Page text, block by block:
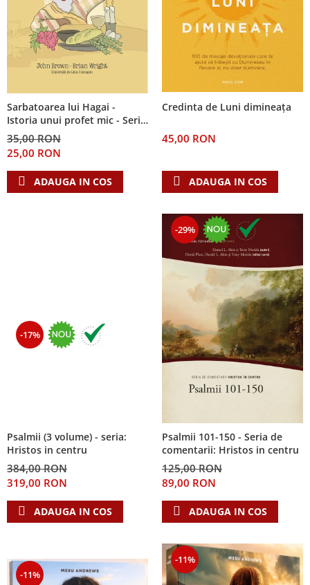
Sarbatoarea lui Hagai -
Istoria unui profet mic - Seria
cei 12 cutezatori
35,00 RON
25,00 RON
ADAUGA IN COS
Credinta de Luni dimineața
45,00 RON
ADAUGA IN COS
-17%
Psalmii (3 volume) - seria:
Hristos in centru
384,00 RON
319,00 RON
ADAUGA IN COS
-29%
Psalmii 101-150 - Seria de
comentarii: Hristos in centru
125,00 RON
89,00 RON
ADAUGA IN COS
-11%
-11%